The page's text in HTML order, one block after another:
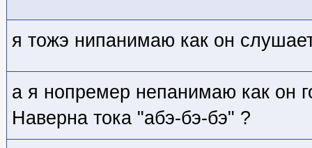
я тожэ нипанимаю как он
а я нопремер непанимаю как он
Наверна тока "абэ-бэ-бэ" ?